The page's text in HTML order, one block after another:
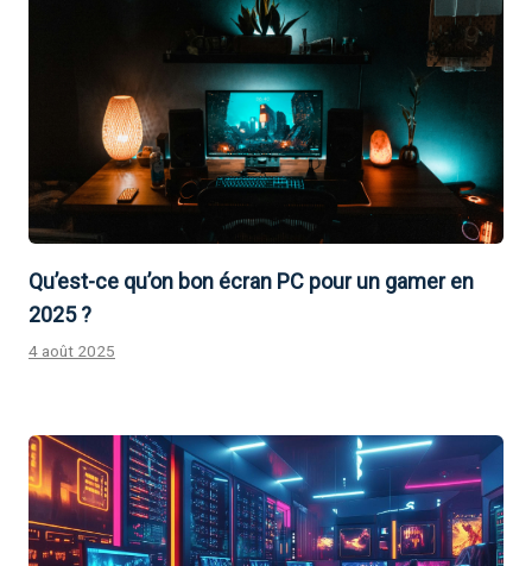
Qu’est-ce qu’on bon écran PC pour un gamer en
2025 ?
4 août 2025